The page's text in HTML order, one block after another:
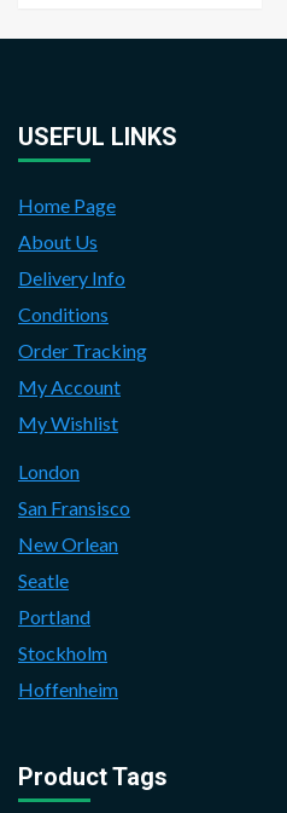
USEFUL LINKS
Home Page
About Us
Delivery Info
Conditions
Order Tracking
My Account
My Wishlist
London
San Fransisco
New Orlean
Seatle
Portland
Stockholm
Hoffenheim
Product Tags